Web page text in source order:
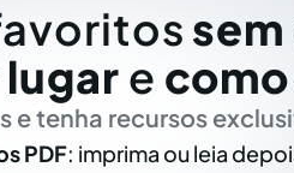
e
e tenha recursos
PDF: imprima ou leia